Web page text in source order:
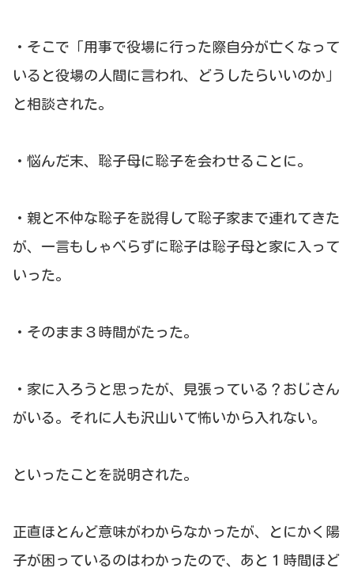
・そこで「用事で役場に行った際自分が亡くなって
いると役場の人間に言われ、どうしたらいいのか」
と相談された。
・悩んだ末、聡子母に聡子を会わせることに。
・親と不仲な聡子を説得して聡子家まで連れてきた
が、一言もしゃべらずに聡子は聡子母と家に入って
いった。
・そのまま３時間がたった。
・家に入ろうと思ったが、見張っている？おじさん
がいる。それに人も沢山いて怖いから入れない。
といったことを説明された。
正直ほとんど意味がわからなかったが、とにかく陽
子が困っているのはわかったので、あと１時間ほど